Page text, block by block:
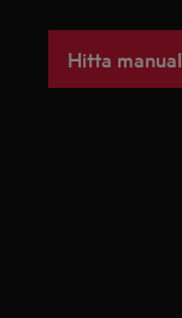
Hitta manual